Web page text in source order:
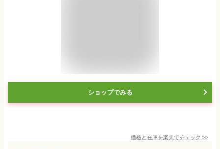
ショップでみる
価格と在庫を楽天でチェック >>